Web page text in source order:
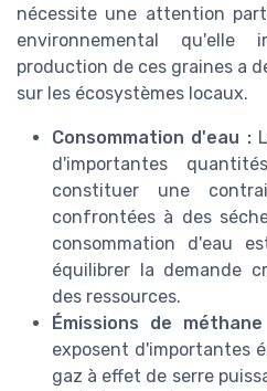
nécessite une attention
environnemental
production de ces graines a
sur les écosystèmes locaux.
Consommation d'eau :
d'importantes
constituer une
confrontées à des
consommation d'eau
équilibrer la demande
des ressources.
Émissions de
exposent d'importantes
gaz à effet de serre